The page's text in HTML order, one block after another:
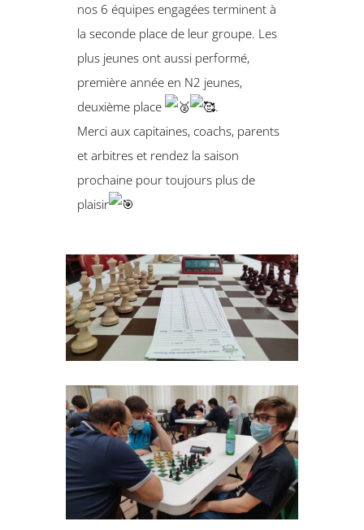
nos 6 équipes engagées terminent à
la seconde place de leur groupe. Les
plus jeunes ont aussi performé,
première année en N2 jeunes,
deuxième place
.
Merci aux capitaines, coachs, parents
et arbitres et rendez la saison
prochaine pour toujours plus de
plaisir